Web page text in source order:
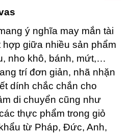
ý nghĩa may mắn tài
hợp giữa nhiều sản phẩm
nho khô, bánh, mứt,…
trí đơn giản, nhã nhặn
dính chắc chắn cho
di chuyển cũng như
thực phẩm trong giỏ
từ Pháp, Đức, Anh,